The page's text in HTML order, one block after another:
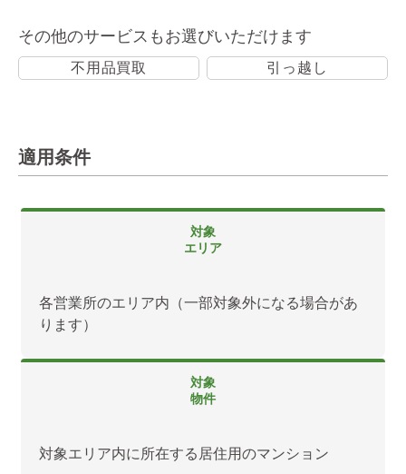
その他のサービスもお選びいただけます
不用品買取 引っ越し
適用条件
対象
エリア
各営業所のエリア内（一部対象外になる場合があ
ります）
対象
物件
対象エリア内に所在する居住用のマンション